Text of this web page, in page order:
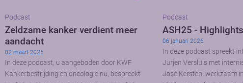
Podcast
Zeldzame kanker verdient meer
aandacht
02 maart 2026
In deze podcast, u aangeboden door KWF
Kankerbestrijding en oncologie.nu, bespreekt
Podcast
ASH25 -
06 januari 2026
In deze podcast spreekt
Jurjen Versluis met
José Kersten, werkzaam